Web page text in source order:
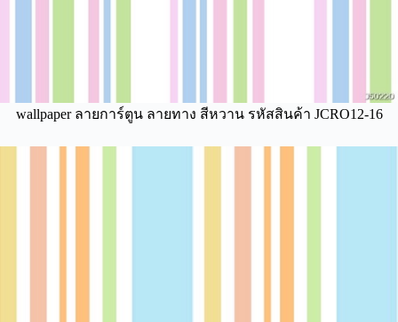
wallpaper ลายการ์ตูน ลายทาง สีหวาน รหัสสินค้า JCRO12-16